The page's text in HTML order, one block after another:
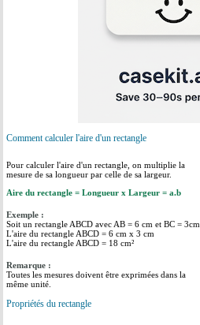
Comment calculer l'aire d'un rectangle
Pour calculer l'aire d'un rectangle, on multiplie la
mesure de sa longueur par celle de sa largeur.
Aire du rectangle = Longueur x Largeur = a.b
Exemple :
Soit un rectangle ABCD avec AB = 6 cm et BC = 3cm
L'aire du rectangle ABCD = 6 cm x 3 cm
L'aire du rectangle ABCD = 18 cm²
Remarque :
Toutes les mesures doivent être exprimées dans la
même unité.
Propriétés du rectangle